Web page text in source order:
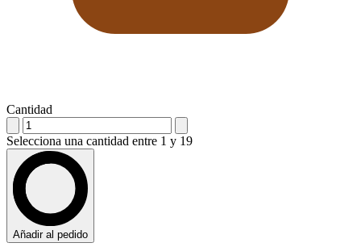
Cantidad
Selecciona una cantidad entre 1 y 19
Añadir al pedido